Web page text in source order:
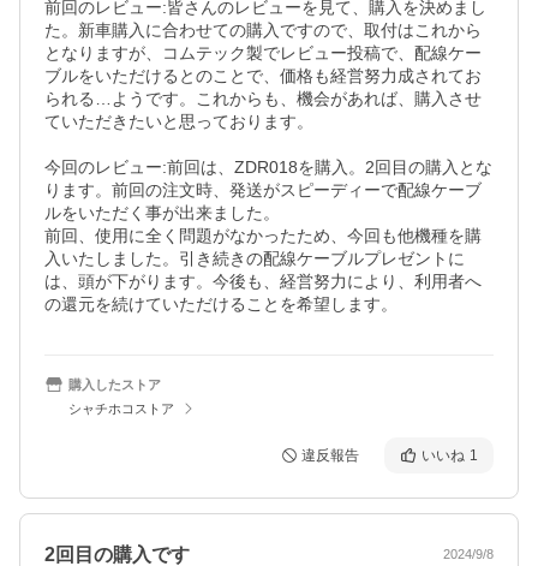
前回のレビュー:皆さんのレビューを見て、購入を決めまし
た。新車購入に合わせての購入ですので、取付はこれから
となりますが、コムテック製でレビュー投稿で、配線ケー
ブルをいただけるとのことで、価格も経営努力成されてお
られる…ようです。これからも、機会があれば、購入させ
ていただきたいと思っております。
今回のレビュー:前回は、ZDR018を購入。2回目の購入とな
ります。前回の注文時、発送がスピーディーで配線ケーブ
ルをいただく事が出来ました。
前回、使用に全く問題がなかったため、今回も他機種を購
入いたしました。引き続きの配線ケーブルプレゼントに
は、頭が下がります。今後も、経営努力により、利用者へ
の還元を続けていただけることを希望します。
購入したストア
シャチホコストア
違反報告 いいね 1
2回目の購入です 2024/9/8